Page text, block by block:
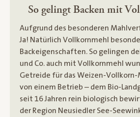
So gelingt Backen mit
Aufgrund des besonderen
Ja! Natürlich Vollkornmehl
Backeigenschaften. So gelingen
und Co. auch mit Vollkornmehl
Getreide für das Weizen-
von einem Betrieb – dem Bio-
seit 16 Jahren rein biologisch
der Region Neusiedler See-